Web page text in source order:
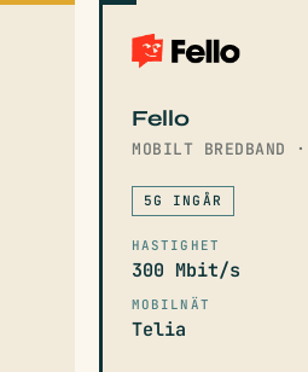
Fello
MOBILT BREDBAND
5G INGÅR
HASTIGHET
300 Mbit/s
MOBILNÄT
Telia